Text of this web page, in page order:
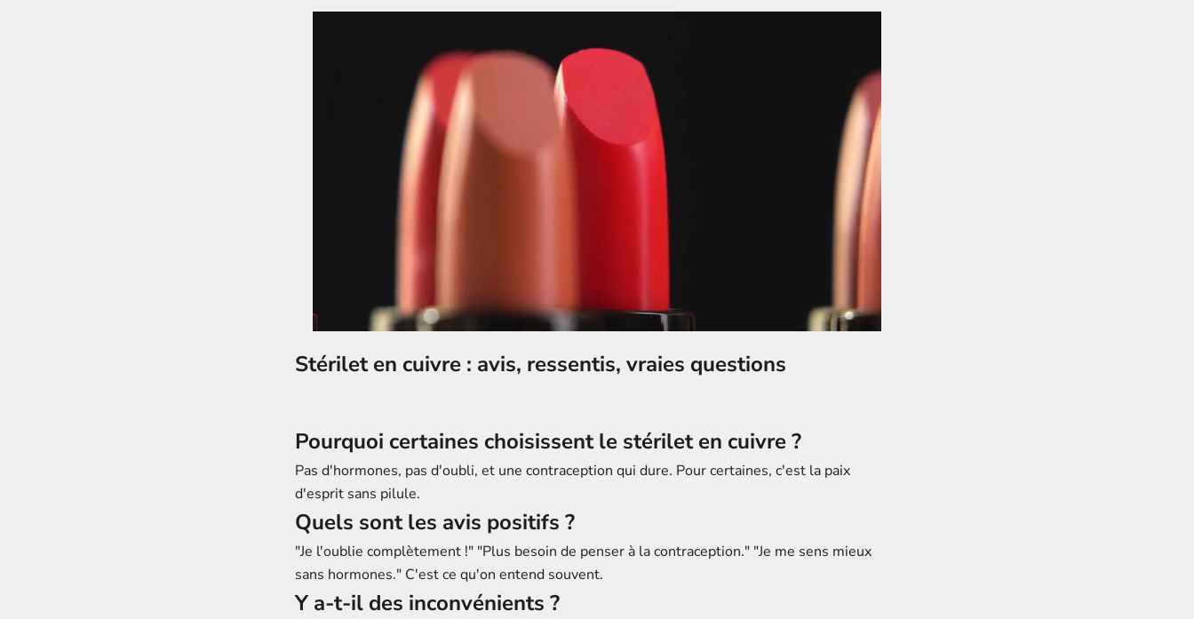
Stérilet en cuivre : avis, ressentis, vraies questions
Pourquoi certaines choisissent le stérilet en cuivre ?
Pas d'hormones, pas d'oubli, et une contraception qui dure. Pour certaines, c'est la paix
d'esprit sans pilule.
Quels sont les avis positifs ?
"Je l'oublie complètement !" "Plus besoin de penser à la contraception." "Je me sens mieux
sans hormones." C'est ce qu'on entend souvent.
Y a-t-il des inconvénients ?